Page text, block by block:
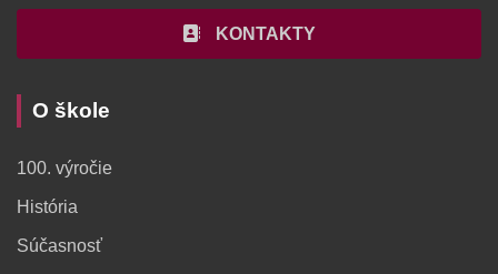
KONTAKTY
O škole
100. výročie
História
Súčasnosť